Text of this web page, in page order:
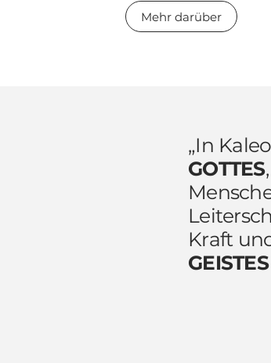
Mehr darüber
„In
GOTTES
Kraft
GEISTES